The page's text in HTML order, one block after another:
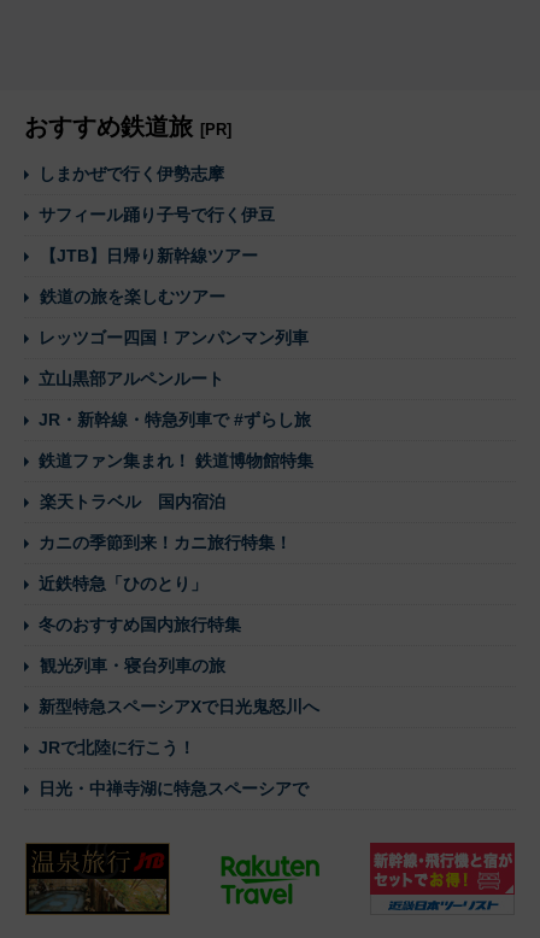
おすすめ鉄道旅 [PR]
しまかぜで行く伊勢志摩
サフィール踊り子号で行く伊豆
【JTB】日帰り新幹線ツアー
鉄道の旅を楽しむツアー
レッツゴー四国！アンパンマン列車
立山黒部アルペンルート
JR・新幹線・特急列車で #ずらし旅
鉄道ファン集まれ！ 鉄道博物館特集
楽天トラベル 国内宿泊
カニの季節到来！カニ旅行特集！
近鉄特急「ひのとり」
冬のおすすめ国内旅行特集
観光列車・寝台列車の旅
新型特急スペーシアXで日光鬼怒川へ
JRで北陸に行こう！
日光・中禅寺湖に特急スペーシアで